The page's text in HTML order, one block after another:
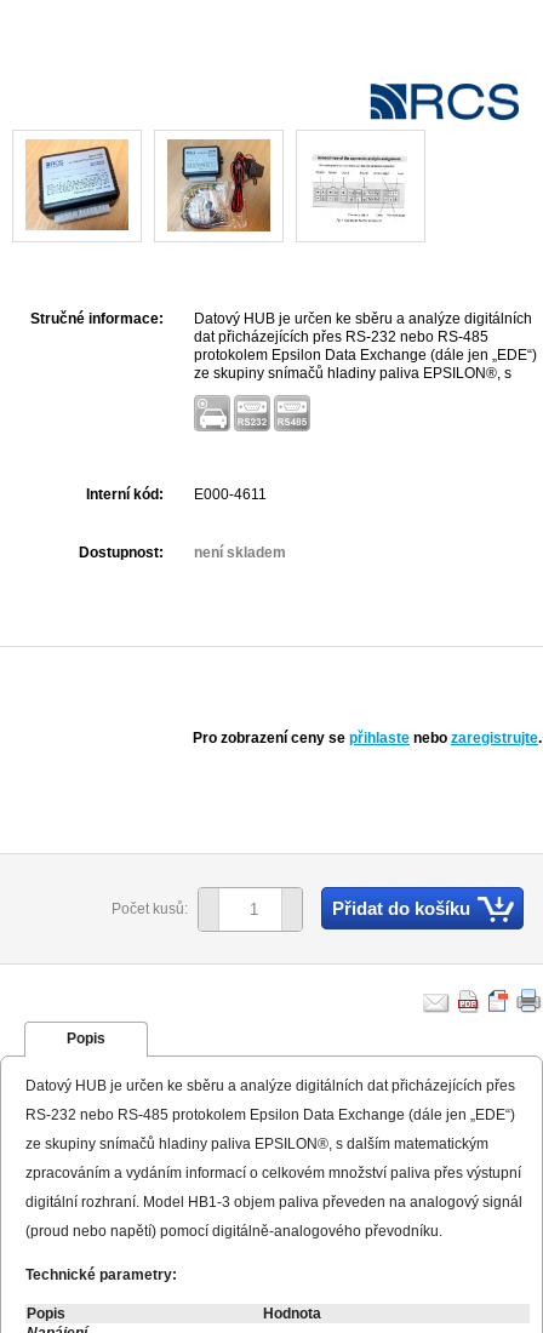
Stručné informace:
Datový HUB je určen ke sběru a analýze digitálních
dat přicházejících přes RS-232 nebo RS-485
protokolem Epsilon Data Exchange (dále jen „EDE“)
ze skupiny snímačů hladiny paliva EPSILON®, s
dalším matematickým zpracováním a vydáním
informací o celkovém množství paliva přes výstupní
digitální rozhraní. Model HB1-3 objem paliva
Interní kód:
E000-4611
Dostupnost: není skladem
Pro zobrazení ceny se přihlaste nebo zaregistrujte.
Počet kusů: Přidat do košíku
Popis
Datový HUB je určen ke sběru a analýze digitálních dat přicházejících přes
RS-232 nebo RS-485 protokolem Epsilon Data Exchange (dále jen „EDE“)
ze skupiny snímačů hladiny paliva EPSILON®, s dalším matematickým
zpracováním a vydáním informací o celkovém množství paliva přes výstupní
digitální rozhraní. Model HB1-3 objem paliva převeden na analogový signál
(proud nebo napětí) pomocí digitálně-analogového převodníku.
Technické parametry:
Popis
Hodnota